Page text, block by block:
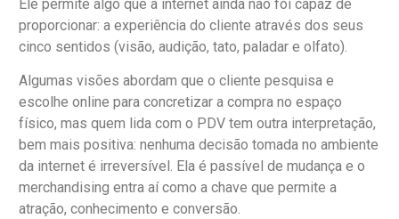
Ele permite algo que a internet ainda não foi capaz de
proporcionar: a experiência do cliente através dos seus
cinco sentidos (visão, audição, tato, paladar e olfato).
Algumas visões abordam que o cliente pesquisa e
escolhe online para concretizar a compra no espaço
físico, mas quem lida com o PDV tem outra interpretação,
bem mais positiva: nenhuma decisão tomada no ambiente
da internet é irreversível. Ela é passível de mudança e o
merchandising entra aí como a chave que permite a
atração, conhecimento e conversão.